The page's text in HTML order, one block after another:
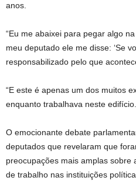
anos.
“Eu me abaixei para pegar algo
meu deputado ele me disse: ‘Se
responsabilizado pelo que
“E este é apenas um dos muitos
enquanto trabalhava neste
O emocionante debate
deputados que revelaram que
preocupações mais amplas sobre
de trabalho nas instituições